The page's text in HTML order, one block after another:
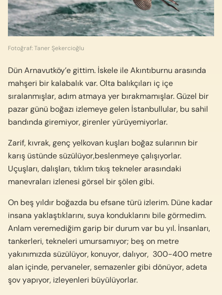
Fotoğraf: Taner Şekercioğlu
Dün Arnavutköy’e gittim. İskele ile Akıntıburnu arasında
mahşeri bir kalabalık var. Olta balıkçıları iç içe
sıralanmışlar, adım atmaya yer bırakmamışlar. Güzel bir
pazar günü boğazı izlemeye gelen İstanbullular, bu sahil
bandında giremiyor, girenler yürüyemiyorlar.
Zarif, kıvrak, genç yelkovan kuşları boğaz sularının bir
karış üstünde süzülüyor,beslenmeye çalışıyorlar.
Uçuşları, dalışları, tıklım tıkış tekneler arasındaki
manevraları izlenesi görsel bir şölen gibi.
On beş yıldır boğazda bu efsane türü izlerim. Düne kadar
insana yaklaştıklarını, suya konduklarını bile görmedim.
Anlam veremediğim garip bir durum var bu yıl. İnsanları,
tankerleri, tekneleri umursamıyor; beş on metre
yakınımızda süzülüyor, konuyor, dalıyor, 300-400 metre
alan içinde, pervaneler, semazenler gibi dönüyor, adeta
şov yapıyor, izleyenleri büyülüyorlar.